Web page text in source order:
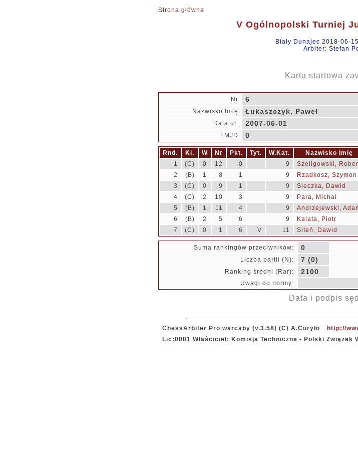
Strona główna
V Ogólnopolski Turniej
Biały Dunajec 2018-06-
Arbiter: Stefan
Karta startowa
Nr 6
Nazwisko Imię Łukaszczyk, Paweł
Data ur. 2007-06-01
FMJD 0
Rnd. Kl. W Nr Pkt. Tyt. W.Kat. Nazwisko Imię
1
(C) 0 12 0 9 Szeligowski,
2
(B) 1 8 1 9 Rzadkosz, Szymon
3
(C) 0 9 1 9 Sieczka, Dawid
4
(C) 2 10 3 9 Para, Michał
5
(B) 1 11 4 9 Andrzejewski,
6
(B) 2 5 6 9 Kalata, Piotr
7
(C) 0 1 6 V 11 Siteń, Dawid
Suma rankingów przeciwników: 0
Liczba partii (N): 7 (0)
Ranking średni (Rar): 2100
Uwagi do normy:
Data i podpis
ChessArbiter Pro warcaby (v.3.58) (C) A.Curyło
http://
Lic:0001 Właściciel: Komisja Techniczna - Polski Związek